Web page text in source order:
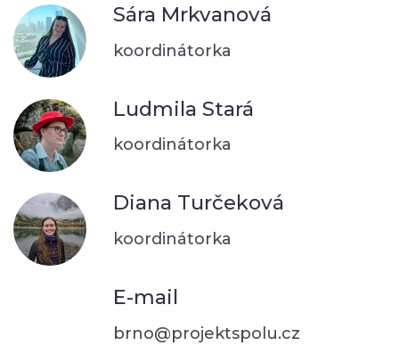
Sára Mrkvanová
koordinátorka
Ludmila Stará
koordinátorka
Diana Turčeková
koordinátorka
E-mail
brno@projektspolu.cz